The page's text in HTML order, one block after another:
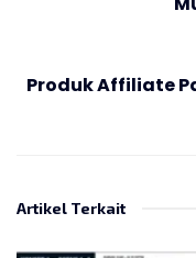
Produk Affiliate
Artikel Terkait